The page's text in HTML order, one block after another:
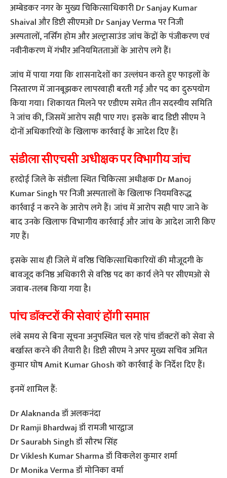
अम्बेडकर नगर के मुख्य चिकित्साधिकारी Dr Sanjay Kumar
Shaival और डिप्टी सीएमओ Dr Sanjay Verma पर निजी
अस्पतालों, नर्सिंग होम और अल्ट्रासाउंड जांच केंद्रों के पंजीकरण एवं
नवीनीकरण में गंभीर अनियमितताओं के आरोप लगे हैं।
जांच में पाया गया कि शासनादेशों का उल्लंघन करते हुए फाइलों के
निस्तारण में जानबूझकर लापरवाही बरती गई और पद का दुरुपयोग
किया गया। शिकायत मिलने पर एडीएम समेत तीन सदस्यीय समिति
ने जांच की, जिसमें आरोप सही पाए गए। इसके बाद डिप्टी सीएम ने
दोनों अधिकारियों के खिलाफ कार्रवाई के आदेश दिए हैं।
संडीला सीएचसी अधीक्षक पर विभागीय जांच
हरदोई जिले के संडीला स्थित चिकित्सा अधीक्षक Dr Manoj
Kumar Singh पर निजी अस्पतालों के खिलाफ नियमविरुद्ध
कार्रवाई न करने के आरोप लगे हैं। जांच में आरोप सही पाए जाने के
बाद उनके खिलाफ विभागीय कार्रवाई और जांच के आदेश जारी किए
गए हैं।
इसके साथ ही जिले में वरिष्ठ चिकित्साधिकारियों की मौजूदगी के
बावजूद कनिष्ठ अधिकारी से वरिष्ठ पद का कार्य लेने पर सीएमओ से
जवाब-तलब किया गया है।
पांच डॉक्टरों की सेवाएं होंगी समाप्त
लंबे समय से बिना सूचना अनुपस्थित चल रहे पांच डॉक्टरों को सेवा से
बर्खास्त करने की तैयारी है। डिप्टी सीएम ने अपर मुख्य सचिव अमित
कुमार घोष Amit Kumar Ghosh को कार्रवाई के निर्देश दिए हैं।
इनमें शामिल हैं:
Dr Alaknanda डॉ अलकनंदा
Dr Ramji Bhardwaj डॉ रामजी भारद्वाज
Dr Saurabh Singh डॉ सौरभ सिंह
Dr Viklesh Kumar Sharma डॉ विकलेश कुमार शर्मा
Dr Monika Verma डॉ मोनिका वर्मा